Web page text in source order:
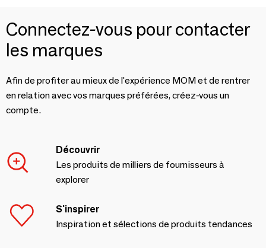
Connectez-vous pour contacter
les marques
Afin de profiter au mieux de l'expérience MOM et de rentrer
en relation avec vos marques préférées, créez-vous un
compte.
Découvrir
Les produits de milliers de fournisseurs à
explorer
S'inspirer
Inspiration et sélections de produits tendances